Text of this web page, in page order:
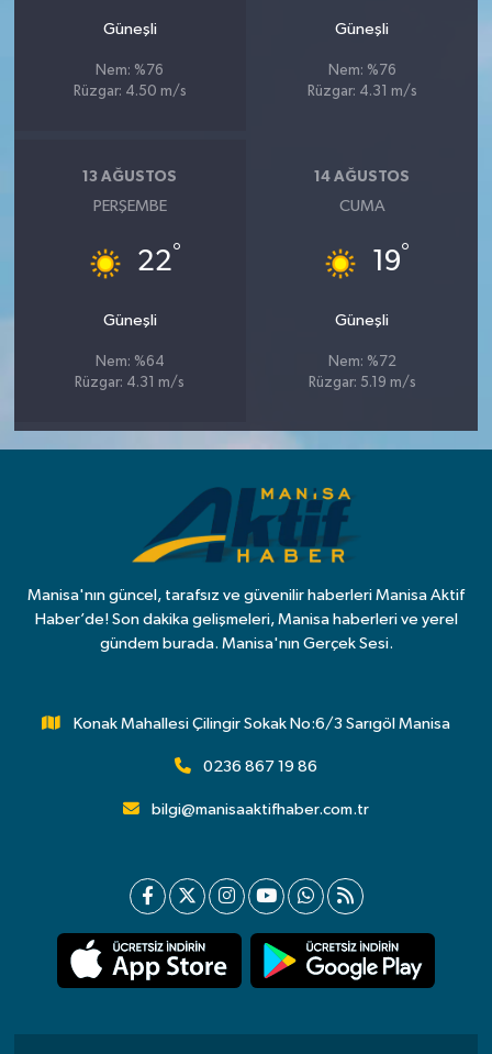
Güneşli
Nem: %76
Rüzgar: 4.50 m/s
Güneşli
Nem: %76
Rüzgar: 4.31 m/s
13 AĞUSTOS
PERŞEMBE
22°
Güneşli
Nem: %64
Rüzgar: 4.31 m/s
14 AĞUSTOS
CUMA
19°
Güneşli
Nem: %72
Rüzgar: 5.19 m/s
Manisa'nın güncel, tarafsız ve güvenilir haberleri Manisa Aktif
Haber’de! Son dakika gelişmeleri, Manisa haberleri ve yerel
gündem burada. Manisa'nın Gerçek Sesi.
Konak Mahallesi Çilingir Sokak No:6/3 Sarıgöl Manisa
0236 867 19 86
bilgi@manisaaktifhaber.com.tr